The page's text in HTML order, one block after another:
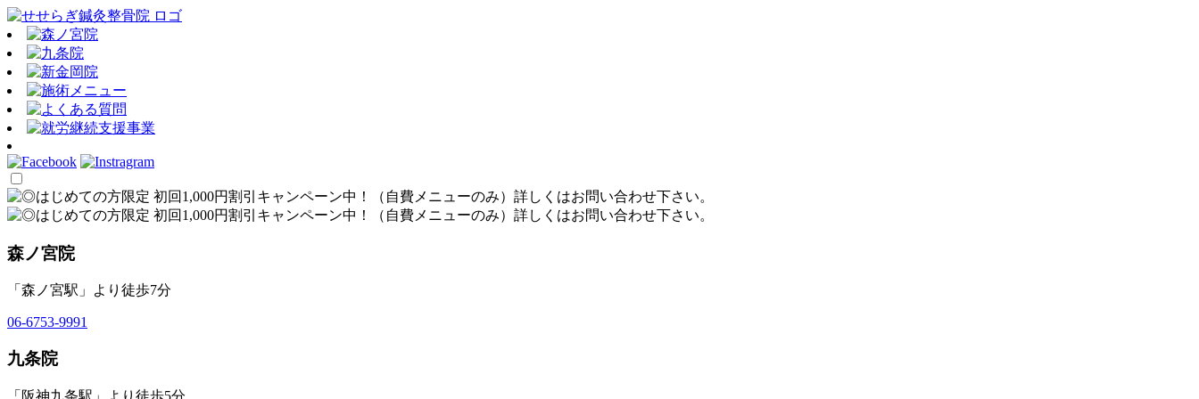
森ノ宮院
「森ノ宮駅」より徒歩7分
06-6753-9991
九条院
「阪神九条駅」より徒歩5分